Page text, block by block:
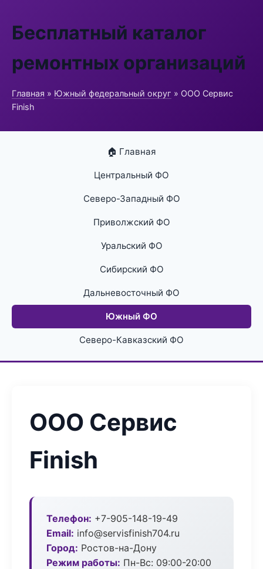
Бесплатный каталог
ремонтных организаций
Главная » Южный федеральный округ » ООО Сервис
Finish
🏠 Главная
Центральный ФО
Северо-Западный ФО
Приволжский ФО
Уральский ФО
Сибирский ФО
Дальневосточный ФО
Южный ФО
Северо-Кавказский ФО
ООО Сервис
Finish
Телефон: +7-905-148-19-49
Email: info@servisfinish704.ru
Город: Ростов-на-Дону
Режим работы: Пн-Вс: 09:00-20:00